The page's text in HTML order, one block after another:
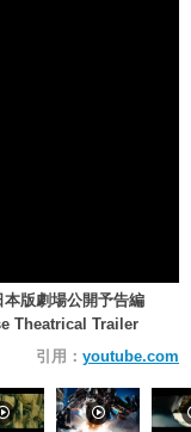
版劇場公開予告編
Theatrical Trailer
引用： youtube.com